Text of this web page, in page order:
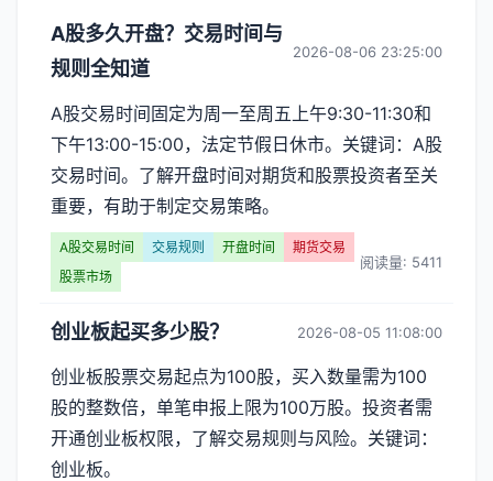
分
类
【交
易
规
则】
文
章
列
表
A股多久开盘？交易时间与
规则全知道
2026-08-06 23:25:00
A股交易时间固定为周一至周五上午9:30-11:30和
下午13:00-15:00，法定节假日休市。关键词：A股
交易时间。了解开盘时间对期货和股票投资者至关
重要，有助于制定交易策略。
A股交易时间 交易规则 开盘时间
期货交易
股票市场
阅读量: 5411
创业板起买多少股？ 2026-08-05 11:08:00
创业板股票交易起点为100股，买入数量需为100
股的整数倍，单笔申报上限为100万股。投资者需
开通创业板权限，了解交易规则与风险。关键词：
创业板。